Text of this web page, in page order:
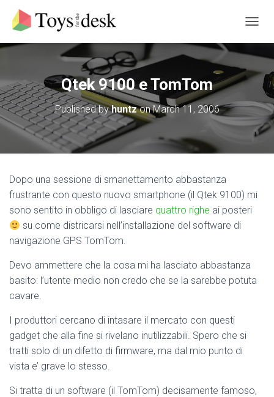
O
G
L
N
V
O
N
Qtek 9100 e TomTom
Published byhuntzonMarch 11, 2006
Dopo una sessione di smanettamento abbastanza
frustrante con questo nuovo smartphone (il Qtek 9100) mi
sono sentito in obbligo di lasciare quattro righe ai posteri
su come districarsi nell’installazione del software di
navigazione GPS TomTom.
Devo ammettere che la cosa mi ha lasciato abbastanza
basito: l’utente medio non credo che se la sarebbe potuta
cavare.
I produttori cercano di intasare il mercato con questi
gadget che alla fine si rivelano inutilizzabili. Spero che si
tratti solo di un difetto di firmware, ma dal mio punto di
vista e’ grave lo stesso.
Si tratta di un software (il TomTom) decisamente famoso,